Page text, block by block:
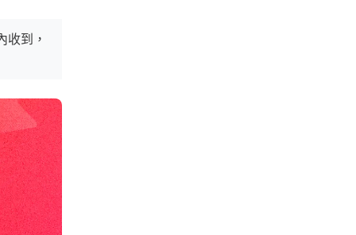
到，